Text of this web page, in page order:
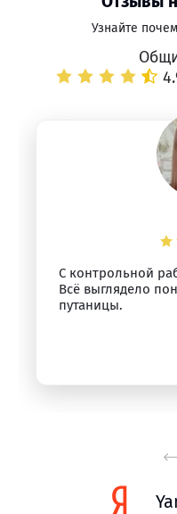
Узнайте
С контрольной
Всё выглядело
путаницы.